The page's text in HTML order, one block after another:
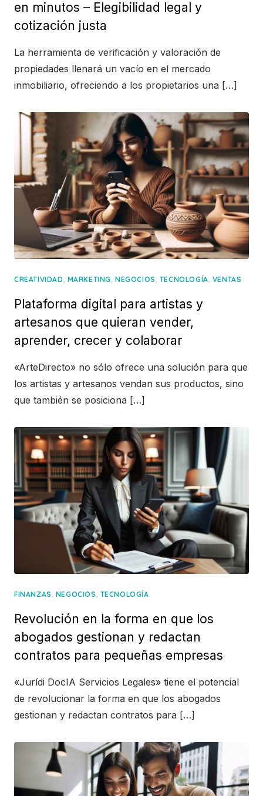
en minutos – Elegibilidad legal y
cotización justa
La herramienta de verificación y valoración de
propiedades llenará un vacío en el mercado
inmobiliario, ofreciendo a los propietarios una […]
CREATIVIDAD, MARKETING,NEGOCIOS, TECNOLOGÍA, VENTAS
Plataforma digital para artistas y
artesanos que quieran vender,
aprender, crecer y colaborar
«ArteDirecto» no sólo ofrece una solución para que
los artistas y artesanos vendan sus productos, sino
que también se posiciona […]
FINANZAS, NEGOCIOS, TECNOLOGÍA
Revolución en la forma en que los
abogados gestionan y redactan
contratos para pequeñas empresas
«Jurídi DocIA Servicios Legales» tiene el potencial
de revolucionar la forma en que los abogados
gestionan y redactan contratos para […]